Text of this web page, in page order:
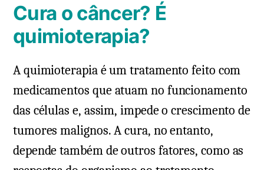
Cura o câncer? É
quimioterapia?
A quimioterapia é um tratamento feito com
medicamentos que atuam no funcionamento
das células e, assim, impede o crescimento de
tumores malignos. A cura, no entanto,
depende também de outros fatores, como as